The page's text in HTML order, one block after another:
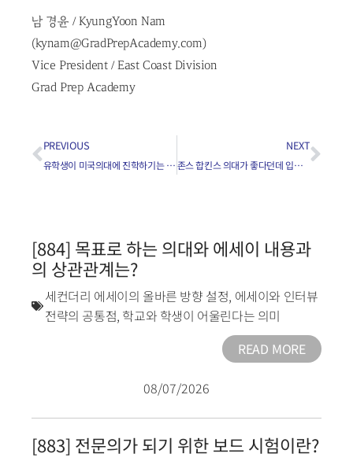
남 경윤 / KyungYoon Nam
(kynam@GradPrepAcademy.com)
Vice President / East Coast Division
Grad Prep Academy
PREVIOUS
유학생이 미국의대에 진학하기는 힘든가요?
NEXT
존스 합킨스 의대가 좋다던데 입학하기가 얼마나 힘든가요?
[884] 목표로 하는 의대와 에세이 내용과
의 상관관계는?
세컨더리 에세이의 올바른 방향 설정, 에세이와 인터뷰
전략의 공통점, 학교와 학생이 어울린다는 의미
READ MORE
08/07/2026
[883] 전문의가 되기 위한 보드 시험이란?